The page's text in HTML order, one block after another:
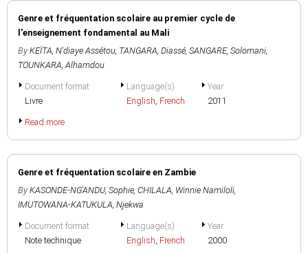
Genre et fréquentation scolaire au premier cycle de
l'enseignement fondamental au Mali
By KEÏTA, N'diaye Assétou, TANGARA, Diassé, SANGARE, Solomani,
TOUNKARA, Alhamdou
Document format
Livre
Language(s)
English, French
Year
2011
Read more
Genre et fréquentation scolaire en Zambie
By KASONDE-NG'ANDU, Sophie, CHILALA, Winnie Namiloli,
IMUTOWANA-KATUKULA, Njekwa
Document format
Note technique
Language(s)
English, French
Year
2000